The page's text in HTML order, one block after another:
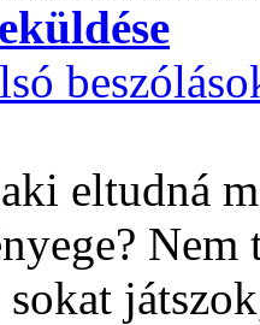
eltudná